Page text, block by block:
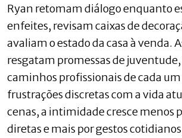
Ryan retomam diálogo enquanto
enfeites, revisam caixas de
avaliam o estado da casa à venda.
resgatam promessas de
caminhos profissionais de cada
frustrações discretas com a vida
cenas, a intimidade cresce menos
diretas e mais por gestos